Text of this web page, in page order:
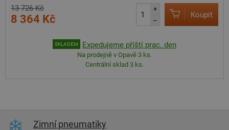
13 726 Kč
8 364 Kč
+
–
Koupit
SKLADEM Expedujeme příští prac. den
Na prodejně v Opavě 3 ks.
Centrální sklad 3 ks.
Zimní pneumatiky